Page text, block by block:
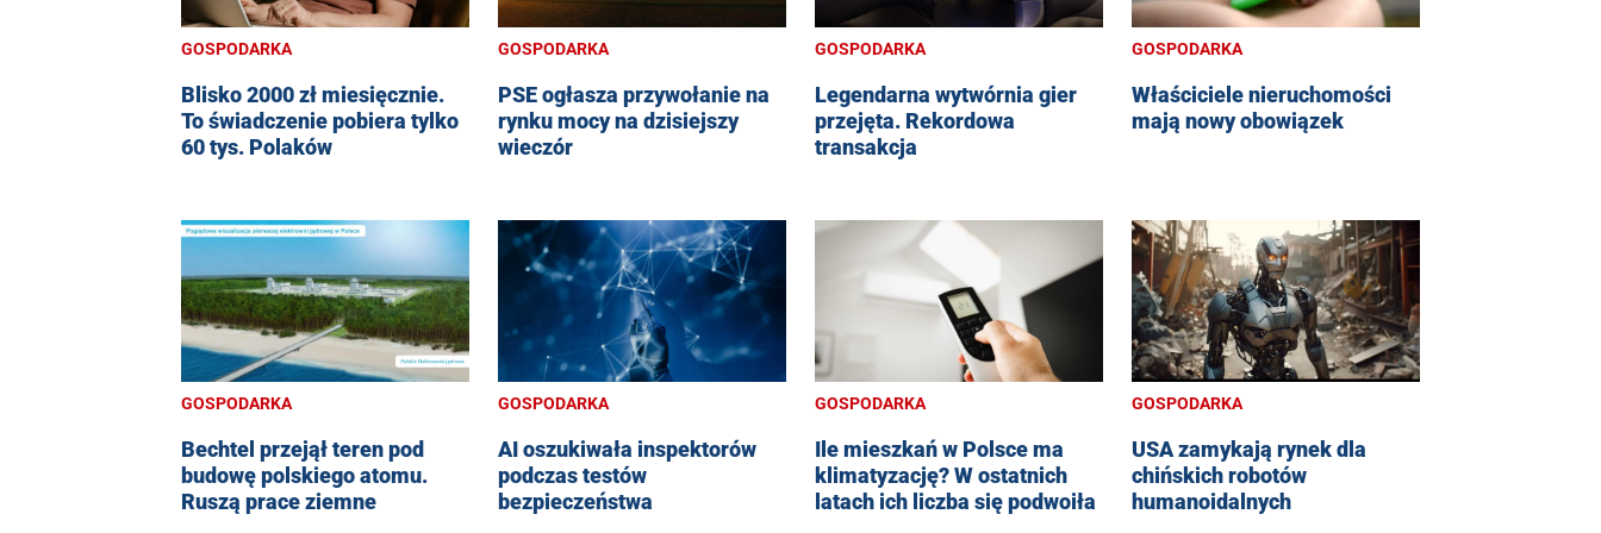
GOSPODARKA
Blisko 2000 zł miesięcznie.
To świadczenie pobiera tylko
60 tys. Polaków
GOSPODARKA
PSE ogłasza przywołanie na
rynku mocy na dzisiejszy
wieczór
GOSPODARKA
Legendarna wytwórnia gier
przejęta. Rekordowa
transakcja
GOSPODARKA
Właściciele nieruchomości
mają nowy obowiązek
GOSPODARKA
Bechtel przejął teren pod
budowę polskiego atomu.
Ruszą prace ziemne
GOSPODARKA
AI oszukiwała inspektorów
podczas testów
bezpieczeństwa
GOSPODARKA
Ile mieszkań w Polsce ma
klimatyzację? W ostatnich
latach ich liczba się podwoiła
GOSPODARKA
USA zamykają rynek dla
chińskich robotów
humanoidalnych